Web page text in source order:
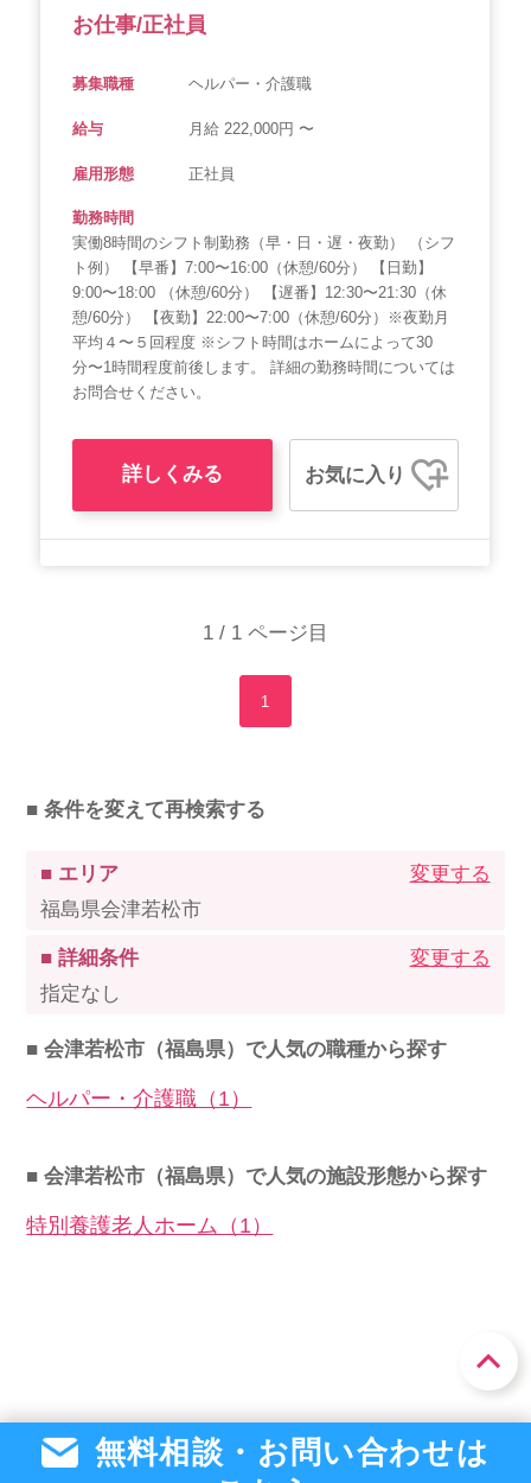
お仕事/正社員
募集職種 ヘルパー・介護職
給与 月給 222,000円 〜
雇用形態 正社員
勤務時間
実働8時間のシフト制勤務（早・日・遅・夜勤） （シフ
ト例） 【早番】7:00〜16:00（休憩/60分） 【日勤】
9:00〜18:00 （休憩/60分） 【遅番】12:30〜21:30（休
憩/60分） 【夜勤】22:00〜7:00（休憩/60分）※夜勤月
平均４〜５回程度 ※シフト時間はホームによって30
分〜1時間程度前後します。 詳細の勤務時間については
お問合せください。
詳しくみる お気に入り
1 / 1 ページ目
1
■ 条件を変えて再検索する
■ エリア
福島県会津若松市
変更する
■ 詳細条件
指定なし
変更する
■ 会津若松市（福島県）で人気の職種から探す
ヘルパー・介護職（1）
■ 会津若松市（福島県）で人気の施設形態から探す
特別養護老人ホーム（1）
無料相談・お問い合わせは